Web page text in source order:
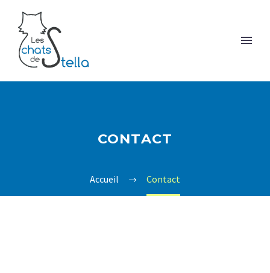
CONTACT
Accueil Contact